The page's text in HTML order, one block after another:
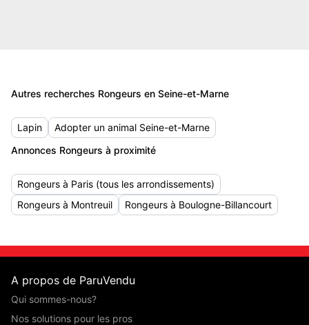
Autres recherches Rongeurs en Seine-et-Marne
Lapin
Adopter un animal Seine-et-Marne
Annonces Rongeurs à proximité
Rongeurs à Paris (tous les arrondissements)
Rongeurs à Montreuil
Rongeurs à Boulogne-Billancourt
A propos de ParuVendu
Qui sommes-nous?
Nos solutions pour les pros